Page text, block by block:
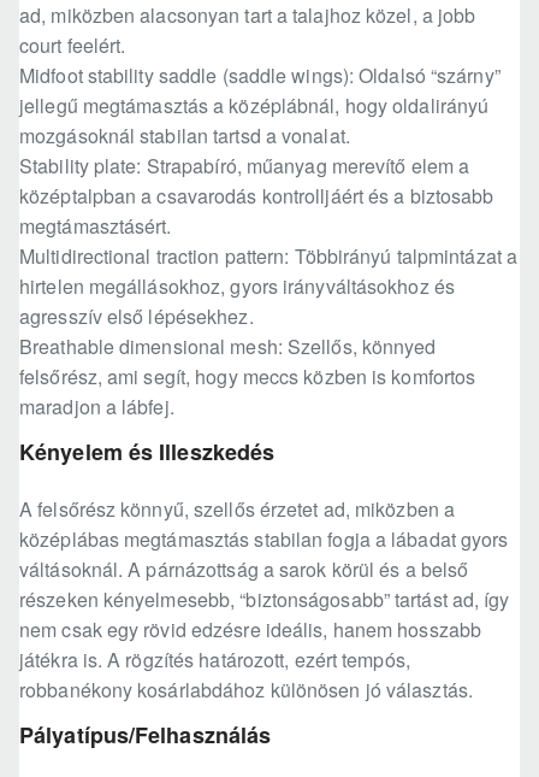
ad, miközben alacsonyan tart a talajhoz közel, a jobb
court feelért.
Midfoot stability saddle (saddle wings): Oldalsó “szárny”
jellegű megtámasztás a középlábnál, hogy oldalirányú
mozgásoknál stabilan tartsd a vonalat.
Stability plate: Strapabíró, műanyag merevítő elem a
középtalpban a csavarodás kontrolljáért és a biztosabb
megtámasztásért.
Multidirectional traction pattern: Többirányú talpmintázat a
hirtelen megállásokhoz, gyors irányváltásokhoz és
agresszív első lépésekhez.
Breathable dimensional mesh: Szellős, könnyed
felsőrész, ami segít, hogy meccs közben is komfortos
maradjon a lábfej.
Kényelem és Illeszkedés
A felsőrész könnyű, szellős érzetet ad, miközben a
középlábas megtámasztás stabilan fogja a lábadat gyors
váltásoknál. A párnázottság a sarok körül és a belső
részeken kényelmesebb, “biztonságosabb” tartást ad, így
nem csak egy rövid edzésre ideális, hanem hosszabb
játékra is. A rögzítés határozott, ezért tempós,
robbanékony kosárlabdához különösen jó választás.
Pályatípus/Felhasználás